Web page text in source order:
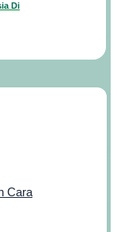
Di
Cara